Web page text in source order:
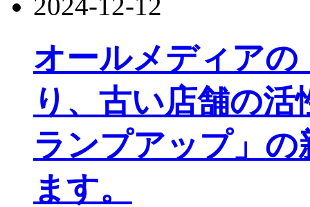
2024-12-12
オールメディア
り、古い店舗の
ランプアップ」
ます。